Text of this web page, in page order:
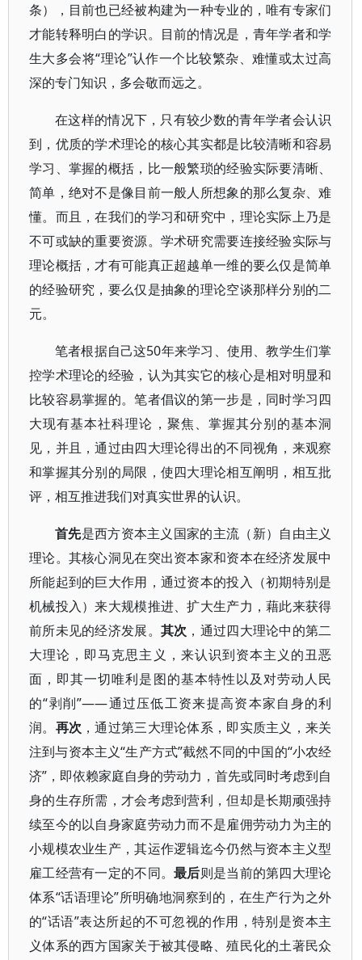
条），目前也已经被构建为一种专业的，唯有专家们
才能转释明白的学识。目前的情况是，青年学者和学
生大多会将“理论”认作一个比较繁杂、难懂或太过高
深的专门知识，多会敬而远之。
在这样的情况下，只有较少数的青年学者会认识
到，优质的学术理论的核心其实都是比较清晰和容易
学习、掌握的概括，比一般繁琐的经验实际要清晰、
简单，绝对不是像目前一般人所想象的那么复杂、难
懂。而且，在我们的学习和研究中，理论实际上乃是
不可或缺的重要资源。学术研究需要连接经验实际与
理论概括，才有可能真正超越单一维的要么仅是简单
的经验研究，要么仅是抽象的理论空谈那样分别的二
元。
笔者根据自己这50年来学习、使用、教学生们掌
控学术理论的经验，认为其实它的核心是相对明显和
比较容易掌握的。笔者倡议的第一步是，同时学习四
大现有基本社科理论，聚焦、掌握其分别的基本洞
见，并且，通过由四大理论得出的不同视角，来观察
和掌握其分别的局限，使四大理论相互阐明，相互批
评，相互推进我们对真实世界的认识。
首先是西方资本主义国家的主流（新）自由主义
理论。其核心洞见在突出资本家和资本在经济发展中
所能起到的巨大作用，通过资本的投入（初期特别是
机械投入）来大规模推进、扩大生产力，藉此来获得
前所未见的经济发展。 其次 ，通过四大理论中的第二
大理论，即马克思主义，来认识到资本主义的丑恶
面，即其一切唯利是图的基本特性以及对劳动人民
的“剥削”——通过压低工资来提高资本家自身的利
润。 再次 ，通过第三大理论体系，即实质主义，来关
注到与资本主义“生产方式”截然不同的中国的“小农经
济”，即依赖家庭自身的劳动力，首先或同时考虑到自
身的生存所需，才会考虑到营利，但却是长期顽强持
续至今的以自身家庭劳动力而不是雇佣劳动力为主的
小规模农业生产，其运作逻辑迄今仍然与资本主义型
雇工经营有一定的不同。最后则是当前的第四大理论
体系“话语理论”所明确地洞察到的，在生产行为之外
的“话语”表达所起的不可忽视的作用，特别是资本主
义体系的西方国家关于被其侵略、殖民化的土著民众